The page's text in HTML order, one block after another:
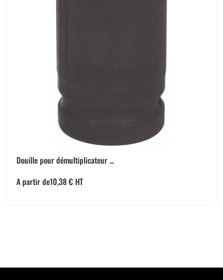
Douille pour démultiplicateur ...
A partir de10,38€ HT